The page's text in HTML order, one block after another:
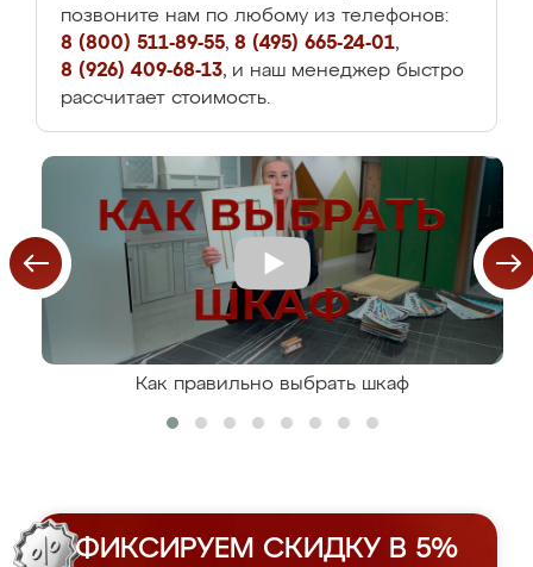
позвоните нам по любому из телефонов:
8 (800) 511-89-55, 8 (495) 665-24-01,
8 (926) 409-68-13, и наш менеджер быстро
рассчитает стоимость.
Как правильно выбрать шкаф
ФИКСИРУЕМ СКИДКУ В 5%